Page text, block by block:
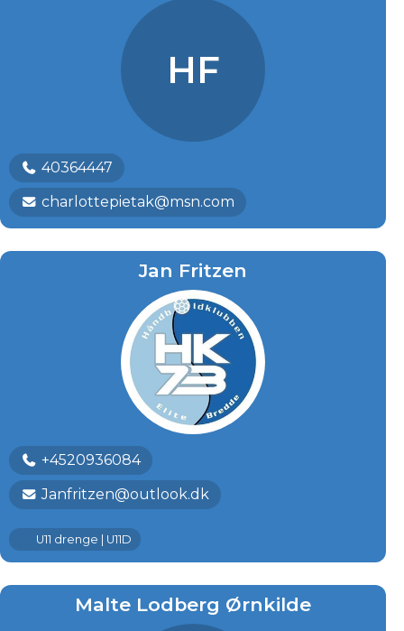
HF
40364447
charlottepietak@msn.com
Jan Fritzen
+4520936084
Janfritzen@outlook.dk
U11 drenge | U11D
Malte Lodberg Ørnkilde